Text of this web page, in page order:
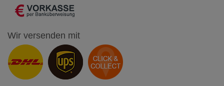
Wir versenden mit